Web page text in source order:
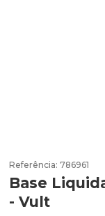
Referência: 786961
Base
- Vult